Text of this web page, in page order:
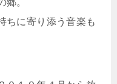
郷。
ちに寄り添う音楽も